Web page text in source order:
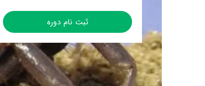
ثبت نام دوره